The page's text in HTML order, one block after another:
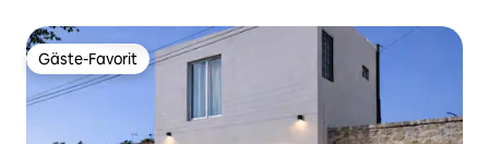
Gäste-Favorit
Gäste-Favorit